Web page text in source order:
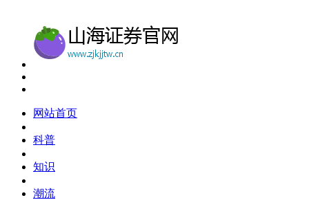
网站首页
科普
知识
潮流